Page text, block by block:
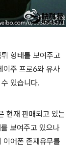
형태를 보여주고
이주 프로6와 유사
있습니다.
현재 판매되고 있는
보여주고 있으나
어폰 존재유무를